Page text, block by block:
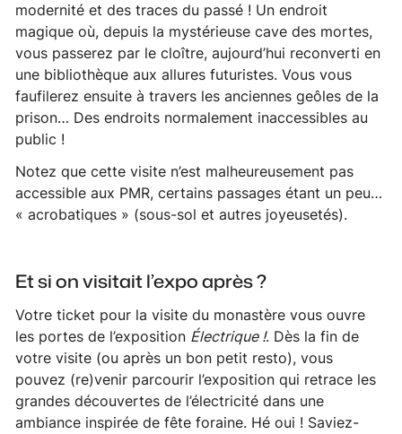
modernité et des traces du passé ! Un endroit
magique où, depuis la mystérieusecave des mortes,
vous passerez par le cloître, aujourd’hui reconverti en
une bibliothèque aux allures futuristes. Vous vous
faufilerez ensuite à travers les anciennes geôles de la
prison… Des endroits normalement inaccessibles au
public !
Notez que cette visite n’est malheureusement pas
accessible aux PMR, certains passages étant un peu…
« acrobatiques » (sous-sol et autres joyeusetés).
Et si on visitait l’expo après ?
Votre ticket pour la visite du monastère vous ouvre
les portes de l’exposition Électrique !. Dès la fin de
votre visite (ou après un bon petit resto), vous
pouvez (re)venir parcourir l’exposition qui retrace les
grandes découvertes de l’électricité dans une
ambiance inspirée de fête foraine. Hé oui ! Saviez-